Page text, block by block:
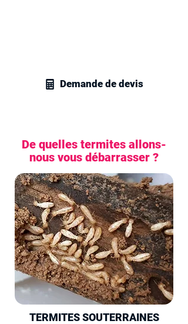
Demande de devis
De quelles termites allons-
nous vous débarrasser ?
TERMITES SOUTERRAINES